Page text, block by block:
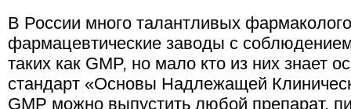
В России много талантливых
фармацевтические заводы с
таких как GMP, но мало кто из них знает
стандарт «Основы Надлежащей
GMP можно выпустить любой препарат,